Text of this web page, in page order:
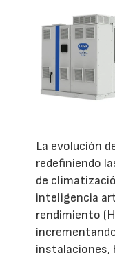
La evolución
redefiniendo
de
inteligencia
rendimiento
instalaciones,